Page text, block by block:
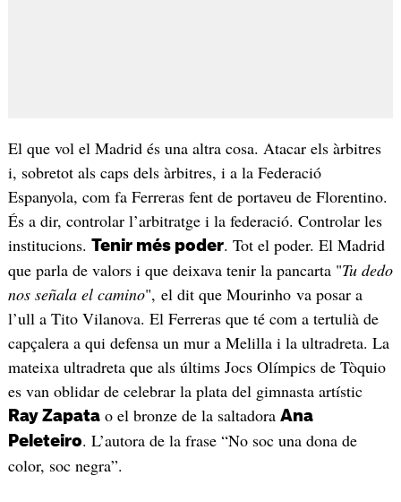
El que vol el Madrid és una altra cosa. Atacar els àrbitres
i, sobretot als caps dels àrbitres, i a la Federació
Espanyola, com fa Ferreras fent de portaveu de Florentino.
És a dir, controlar l’arbitratge i la federació. Controlar les
institucions. Tenir més poder. Tot el poder. El Madrid
que parla de valors i que deixava tenir la pancarta "Tu dedo
nos señala el camino", el dit que Mourinho va posar a
l’ull a Tito Vilanova. El Ferreras que té com a tertulià de
capçalera a qui defensa un mur a Melilla i la ultradreta. La
mateixa ultradreta que als últims Jocs Olímpics de Tòquio
es van oblidar de celebrar la plata del gimnasta artístic
Ray Zapatao el bronze de la saltadora Ana
Peleteiro. L’autora de la frase “No soc una dona de
color, soc negra”.